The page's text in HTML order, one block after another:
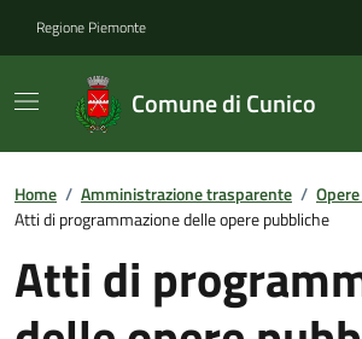
Regione Piemonte
Comune di Cunico
Home / Amministrazione trasparente /
Atti di programmazione delle opere pubbliche
Atti di